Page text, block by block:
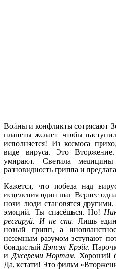
Войны и конфликты сотрясают
планеты желает, чтобы
исполняется! Из космоса
виде вируса. Это
умирают. Светила
разновидность гриппа и
Кажется, что победа над
исцеления один шаг. Вернее
ночи люди становятся
эмоций. Ты спасёшься. Но!
реагируй. И не спи. Лишь
новый грипп, а
неземным разумом вступают
бондистый Дэниэл Крэйг.
и Джереми Нортам. Хороший
Да, кстати! Это фильм